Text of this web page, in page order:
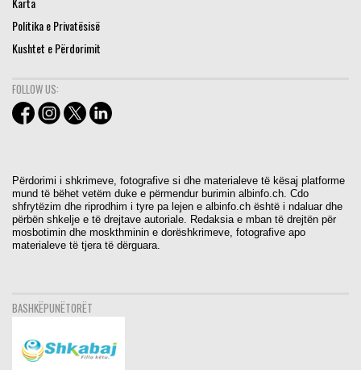
Politika e Privatësisë
Kushtet e Përdorimit
FOLLOW US:
Përdorimi i shkrimeve, fotografive si dhe materialeve të kësaj platforme
mund të bëhet vetëm duke e përmendur burimin albinfo.ch. Cdo
shfrytëzim dhe riprodhim i tyre pa lejen e albinfo.ch është i ndaluar dhe
përbën shkelje e të drejtave autoriale. Redaksia e mban të drejtën për
mosbotimin dhe moskthminin e dorëshkrimeve, fotografive apo
materialeve të tjera të dërguara.
BASHKËPUNËTORËT